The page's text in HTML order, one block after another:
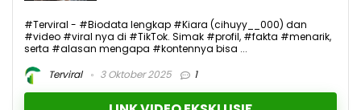
#Terviral - #Biodata lengkap #Kiara (cihuyy__000) dan
#video #viral nya di #TikTok. Simak #profil, #fakta #menarik,
serta #alasan mengapa #kontennya bisa ...
Terviral
3 Oktober 2025 1